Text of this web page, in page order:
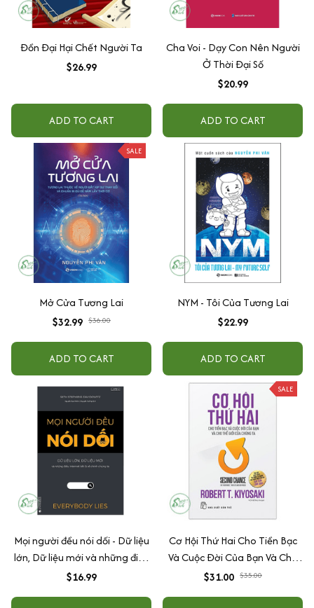
Đồn Đại Hại Chết Người Ta
$26.99
ADD TO CART
Cha Voi - Dạy Con Nên Người
Ở Thời Đại Số
$20.99
ADD TO CART
SALE
Mở Cửa Tương Lai
$32.99 $36.00
ADD TO CART
NYM - Tôi Của Tương Lai
$22.99
ADD TO CART
Mọi người đều nói dối - Dữ liệu
lớn, Dữ liệu mới và những điều
Internet tiết lộ về chính chúng
$16.99
SALE
Cơ Hội Thứ Hai Cho Tiền Bạc
Và Cuộc Đời Của Bạn Và Cho
Thế Giới Chúng Ta
$31.00 $35.00